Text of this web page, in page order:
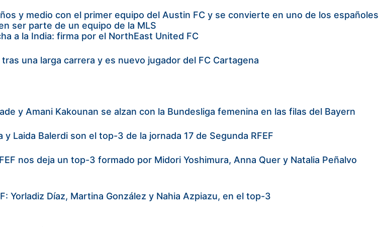
y medio con el primer equipo del Austin FC y se convierte en uno de los españoles
ser parte de un equipo de la MLS
a la India: firma por el NorthEast United FC
una larga carrera y es nuevo jugador del FC Cartagena
y Amani Kakounan se alzan con la Bundesliga femenina en las filas del Bayern
y Laida Balerdi son el top-3 de la jornada 17 de Segunda RFEF
nos deja un top-3 formado por Midori Yoshimura, Anna Quer y Natalia Peñalvo
Yorladiz Díaz, Martina González y Nahia Azpiazu, en el top-3